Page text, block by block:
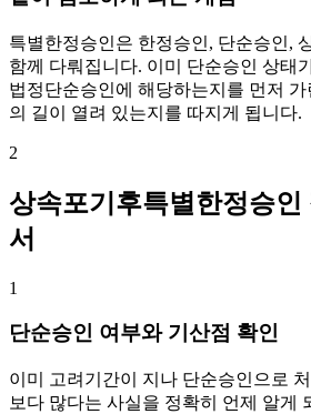
특별한정승인은 한정승인, 단순승인,
함께 다뤄집니다. 이미 단순승인 상태
법정단순승인에 해당하는지를 먼저
의 길이 열려 있는지를 따지게 됩니다.
2
상속포기후특별한정승인
서
1
단순승인 여부와 기산점 확인
이미 고려기간이 지나 단순승인으로
보다 많다는 사실을 정확히 언제 알게